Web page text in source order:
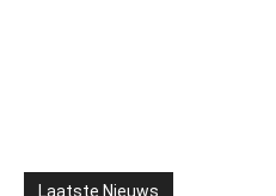
Laatste Nieuws